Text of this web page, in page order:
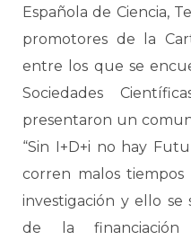
Española de Ciencia,
promotores de la
entre los que se
Sociedades
presentaron un
“Sin I+D+i no hay
corren malos
investigación y ello se
de la financiación